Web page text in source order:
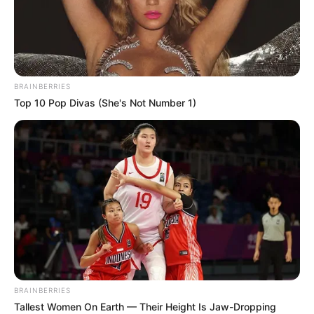
BRAINBERRIES
Top 10 Pop Divas (She's Not Number 1)
BRAINBERRIES
Tallest Women On Earth — Their Height Is Jaw-Dropping